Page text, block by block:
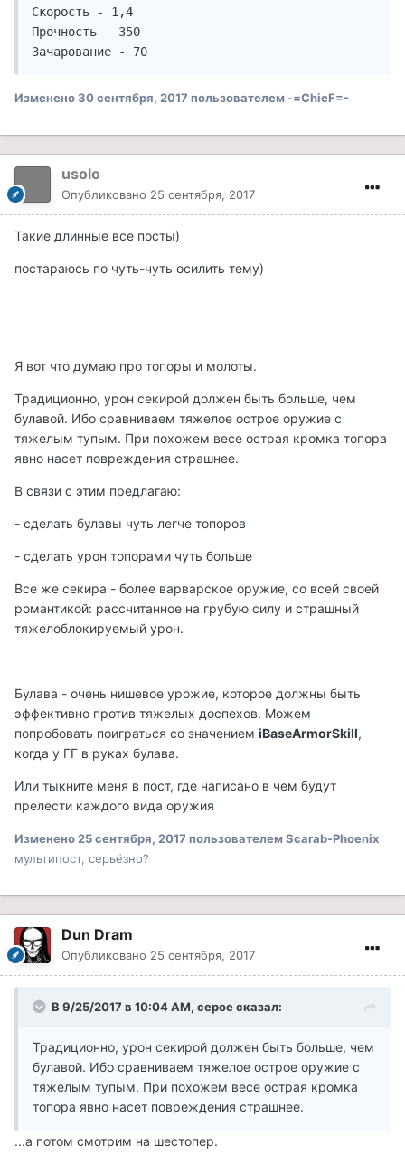
Скорость - 1,4
Прочность - 350
Зачарование - 70
Изменено30 сентября, 2017 пользователем -=ChieF=-
usolo
Опубликовано 25 сентября, 2017
Такие длинные все посты)
постараюсь по чуть-чуть осилить тему)
Я вот что думаю про топоры и молоты.
Традиционно, урон секирой должен быть больше, чем
булавой. Ибо сравниваем тяжелое острое оружие с
тяжелым тупым. При похожем весе острая кромка топора
явно насет повреждения страшнее.
В связи с этим предлагаю:
- сделать булавы чуть легче топоров
- сделать урон топорами чуть больше
Все же секира - более варварское оружие, со всей своей
романтикой: рассчитанное на грубую силу и страшный
тяжелоблокируемый урон.
Булава - очень нишевое урожие, которое должны быть
эффективно против тяжелых доспехов. Можем
попробовать поиграться со значением iBaseArmorSkill,
когда у ГГ в руках булава.
Или тыкните меня в пост, где написано в чем будут
прелести каждого вида оружия
Изменено 25 сентября, 2017 пользователем Scarab-Phoenix
мультипост, серьёзно?
Dun Dram
Опубликовано 25 сентября, 2017
В 9/25/2017 в 10:04 AM, cepoe сказал:
Традиционно, урон секирой должен быть больше, чем
булавой. Ибо сравниваем тяжелое острое оружие с
тяжелым тупым. При похожем весе острая кромка
топора явно насет повреждения страшнее.
...а потом смотрим на шестопер.